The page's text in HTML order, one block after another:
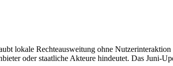
lokale Rechteausweitung ohne
oder staatliche Ak­teu­re hindeutet. Das Juni-